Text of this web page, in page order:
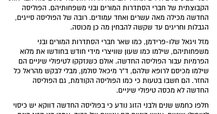
הקבוצתית של חברי הסתדרות המורים ובני משפחותיהם. הפוליסה
החדשה מכילה מאה עשרים ואחד עמודים. רובה של הפוליסה סייגים,
הגבלות וחריגים עד שקשה להבחין מה כן מכוסה.
מזל ויגאל שלו-פרידמן, כמו שאר חברי הסתדרות המורים ובני
משפחותיהם, שילמו כמו שעון שוויצרי מידי חודש בחודשו את מלוא
הפרמיות עבור הפוליסה החדשה. אולם כשנזקקו לטיפולי שיניים הם
שילמו מכיסם לרופא שלהם, ד"ר מיכאל סולמן, מבלי לבקש מהראל כל
החזר. הם חשבו בטעות כי כמו הפוליסה הקודמת, גם הפוליסה
החדשה לא מכסה טיפולי שיניים.
חלפו כחמש שנים ולבני הזוג נודע כי בפוליסה החדשה דווקא יש כיסוי